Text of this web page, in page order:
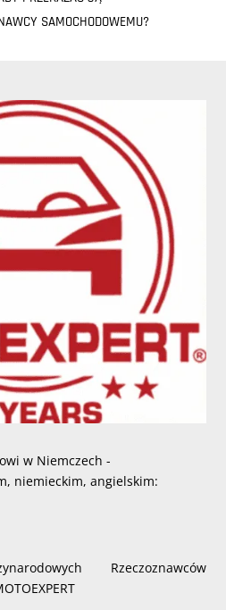
SAMOCHODOWEMU?
w Niemczech -
niemieckim, angielskim:
Rzeczoznawców